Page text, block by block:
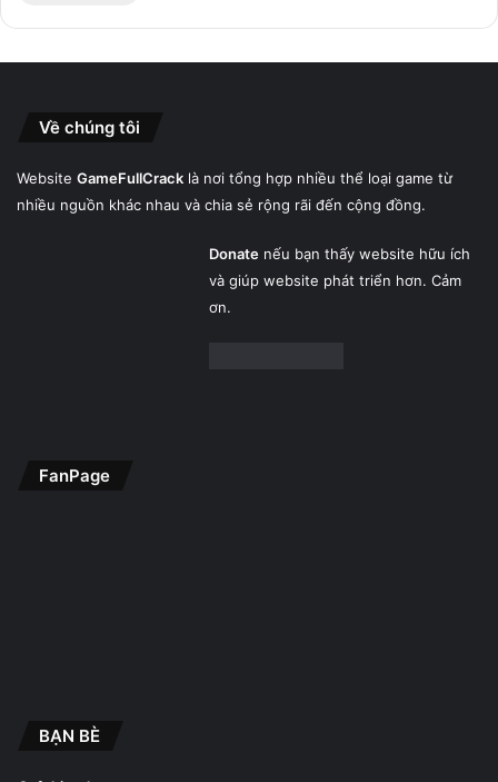
Về chúng tôi
Website GameFullCrack là nơi tổng hợp nhiều thể loại game từ
nhiều nguồn khác nhau và chia sẻ rộng rãi đến cộng đồng.
Donatenếu bạn thấy website hữu ích
và giúp website phát triển hơn. Cảm
ơn.
FanPage
BẠN BÈ